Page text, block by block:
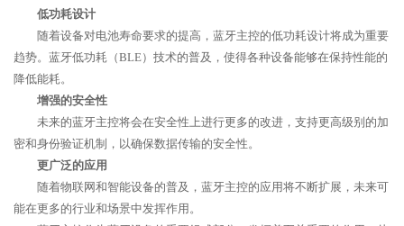
低功耗设计
随着设备对电池寿命要求的提高，蓝牙主控的低功耗设计将成为重要
趋势。蓝牙低功耗（BLE）技术的普及，使得各种设备能够在保持性能的
降低能耗。
增强的安全性
未来的蓝牙主控将会在安全性上进行更多的改进，支持更高级别的加
密和身份验证机制，以确保数据传输的安全性。
更广泛的应用
随着物联网和智能设备的普及，蓝牙主控的应用将不断扩展，未来可
能在更多的行业和场景中发挥作用。